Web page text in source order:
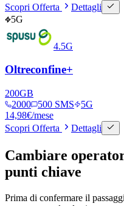
Scopri Offerta
Dettagli
5G
4.5G
Oltreconfine+
200GB
2000
500 SMS
5G
14,98€/mese
Scopri Offerta
Dettagli
Cambiare
punti chiave
Prima di confermare il